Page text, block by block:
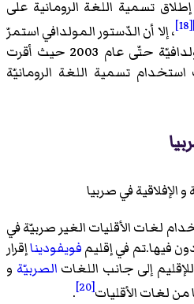
إطلاق تسمية اللغة الرومانية على
[18]
، إلا أن الدّستور المولدافي استمرّ
في إطلاق تسمية اللغة المولدافيّة حتّى عام 2003 حيث أقرت
تسمية اللغة الرومانيّة
و الإفلاقية في صربيا
لغات الأقليات الغير صربيّة في
فيها.تم في إقليمفويفوديناإقرار
إلى جانب اللغات الصربيّة و
من لغات الأقليات[20]
.